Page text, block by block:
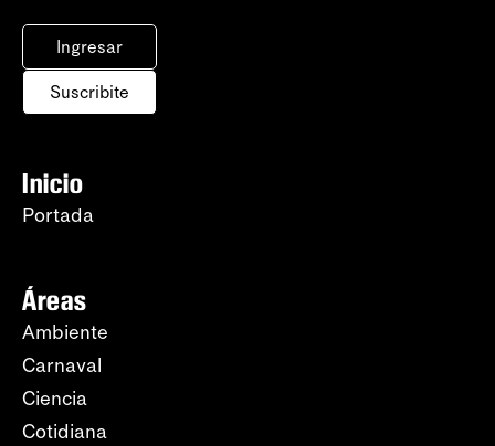
Ingresar
Suscribite
Inicio
Portada
Áreas
Ambiente
Carnaval
Ciencia
Cotidiana